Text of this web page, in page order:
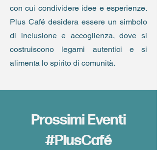
con cui condividere idee e esperienze.
Plus Café desidera essere un simbolo
di inclusione e accoglienza, dove si
costruiscono legami autentici e si
alimenta lo spirito di comunità.
Prossimi Eventi
#PlusCafé